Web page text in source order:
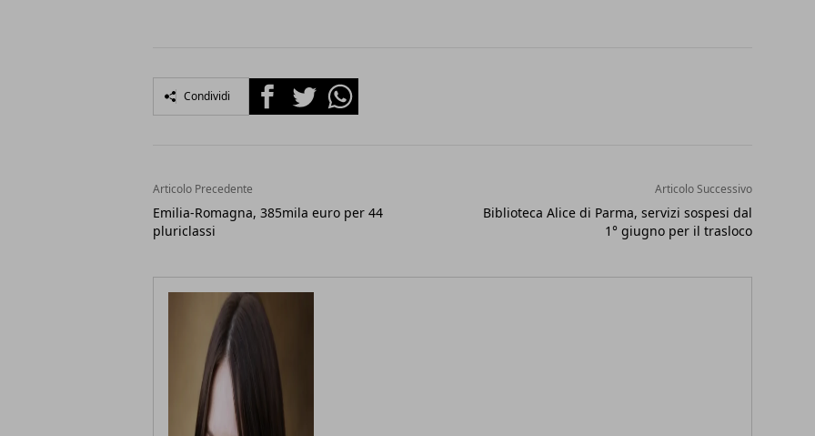
Condividi FacebookTwitterWhatsapp
Articolo Precedente
Emilia-Romagna, 385mila euro per 44
pluriclassi
Articolo Successivo
Biblioteca Alice di Parma, servizi sospesi dal
1° giugno per il trasloco